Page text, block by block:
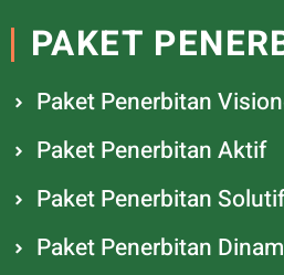
PAKET
Paket Penerbitan
Paket Penerbitan Aktif
Paket Penerbitan Solutif
Paket Penerbitan